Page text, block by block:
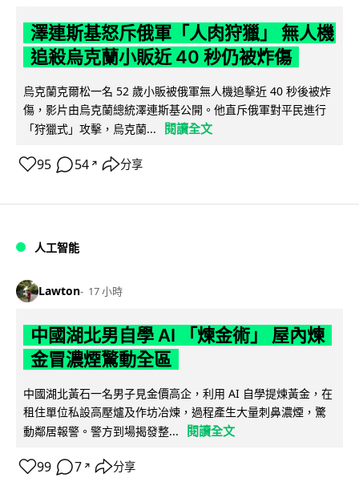
澤連斯基怒斥俄軍「人肉狩獵」 無人機
追殺烏克蘭小販近 40 秒仍被炸傷
烏克蘭克爾松一名 52 歲小販被俄軍無人機追擊近 40 秒後被炸
傷，影片由烏克蘭總統澤連斯基公開。他直斥俄軍對平民進行
「狩獵式」攻擊，烏克蘭...
閱讀全文
95 54 ↗ 分享
人工智能
Lawton 17 小時
中國湖北男自學 AI 「煉金術」 屋內煉
金冒濃煙驚動全區
中國湖北黃石一名男子見金價高企，利用 AI 自學提煉黃金，在
租住單位私設高壓爐及作坊冶煉，過程產生大量刺鼻濃煙，驚
動鄰居報警。警方到場揭發整...
閱讀全文
99 7 ↗ 分享